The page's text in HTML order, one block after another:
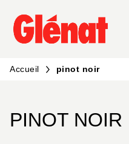
MENU RECHERCHE
PIED DE PAGE
Accueil pinot noir
PINOT NOIR